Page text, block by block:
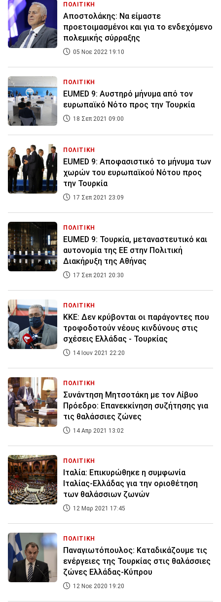
ΠΟΛΙΤΙΚΗ
Αποστολάκης: Να είμαστε
προετοιμασμένοι και για το ενδεχόμενο
πολεμικής σύρραξης
05 Νοε 2022 19:10
ΠΟΛΙΤΙΚΗ
EUMED 9: Αυστηρό μήνυμα από τον
ευρωπαϊκό Νότο προς την Τουρκία
18 Σεπ 2021 09:00
ΠΟΛΙΤΙΚΗ
EUMED 9: Αποφασιστικό το μήνυμα των
χωρών του ευρωπαϊκού Νότου προς
την Τουρκία
17 Σεπ 2021 23:09
ΠΟΛΙΤΙΚΗ
EUMED 9: Τουρκία, μεταναστευτικό και
αυτονομία της ΕΕ στην Πολιτική
Διακήρυξη της Αθήνας
17 Σεπ 2021 20:30
ΠΟΛΙΤΙΚΗ
ΚΚΕ: Δεν κρύβονται οι παράγοντες που
τροφοδοτούν νέους κινδύνους στις
σχέσεις Ελλάδας - Τουρκίας
14 Ιουν 2021 22:20
ΠΟΛΙΤΙΚΗ
Συνάντηση Μητσοτάκη με τον Λίβυο
Πρόεδρο: Επανεκκίνηση συζήτησης για
τις θαλάσσιες ζώνες
14 Απρ 2021 13:02
ΠΟΛΙΤΙΚΗ
Ιταλία: Επικυρώθηκε η συμφωνία
Ιταλίας-Ελλάδας για την οριοθέτηση
των θαλάσσιων ζωνών
12 Μαρ 2021 17:45
ΠΟΛΙΤΙΚΗ
Παναγιωτόπουλος: Καταδικάζουμε τις
ενέργειες της Τουρκίας στις θαλάσσιες
ζώνες Ελλάδας-Κύπρου
12 Νοε 2020 19:20